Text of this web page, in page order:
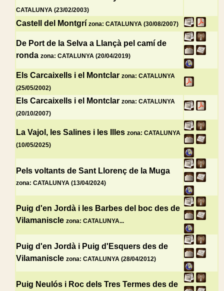
CATALUNYA (23/02/2003)
Castell del Montgrí zona: CATALUNYA (30/08/2007)
De Port de la Selva a Llançà pel camí de
ronda zona: CATALUNYA (20/04/2019)
Els Carcaixells i el Montclar zona: CATALUNYA
(25/05/2002)
Els Carcaixells i el Montclar zona: CATALUNYA
(20/10/2007)
La Vajol, les Salines i les Illes zona: CATALUNYA
(10/05/2025)
Pels voltants de Sant Llorenç de la Muga
zona: CATALUNYA (13/04/2024)
Puig d'en Jordà i les Barbes del boc des de
Vilamaniscle zona: CATALUNYA...
Puig d'en Jordà i Puig d'Esquers des de
Vilamaniscle zona: CATALUNYA (28/04/2012)
Puig Neulós i Roc dels Tres Termes des de